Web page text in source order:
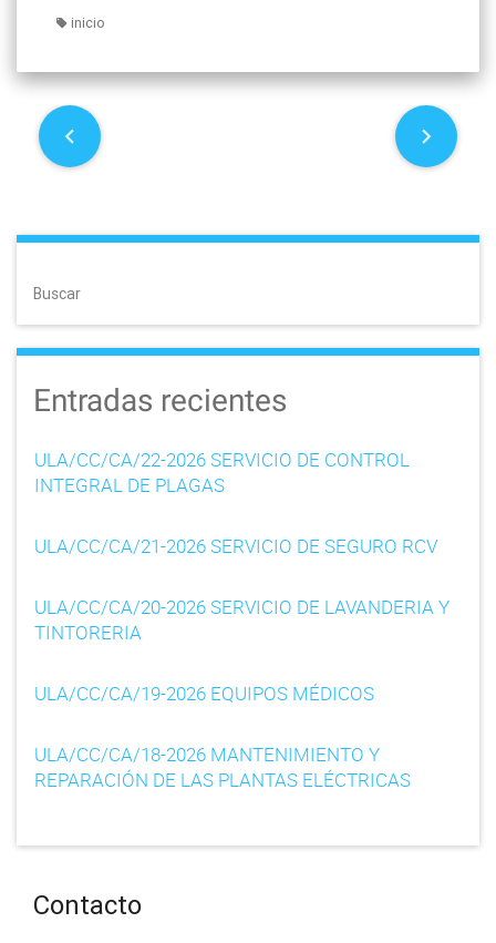
inicio
P
s
n
a
g
a
n
Buscar
Entradas recientes
ULA/CC/CA/22-2026 SERVICIO DE CONTROL
INTEGRAL DE PLAGAS
ULA/CC/CA/21-2026 SERVICIO DE SEGURO RCV
ULA/CC/CA/20-2026 SERVICIO DE LAVANDERIA Y
TINTORERIA
ULA/CC/CA/19-2026 EQUIPOS MÉDICOS
ULA/CC/CA/18-2026 MANTENIMIENTO Y
REPARACIÓN DE LAS PLANTAS ELÉCTRICAS
Contacto